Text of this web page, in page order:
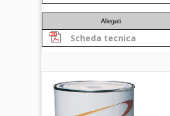
Allegati
Scheda tecnica